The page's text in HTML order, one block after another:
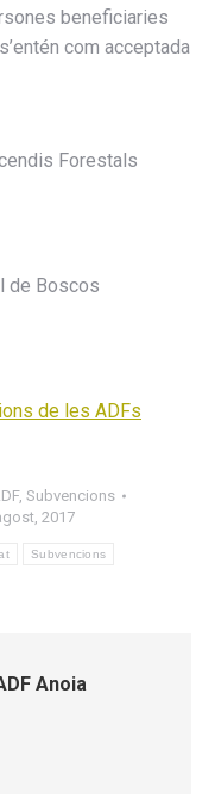
beneficiaries
com acceptada
Forestals
de Boscos
de les ADFs
, Subvencions
2017
Subvencions
Anoia